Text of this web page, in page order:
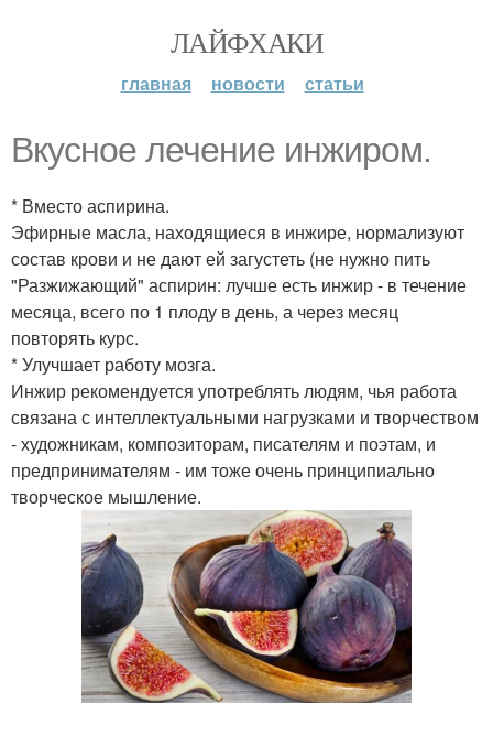
ЛАЙФХАКИ
главная новости статьи
Вкусное лечение инжиром.
* Вместо аспирина.
Эфирные масла, находящиеся в инжире, нормализуют
состав крови и не дают ей загустеть (не нужно пить
"Разжижающий" аспирин: лучше есть инжир - в течение
месяца, всего по 1 плоду в день, а через месяц
повторять курс.
* Улучшает работу мозга.
Инжир рекомендуется употреблять людям, чья работа
связана с интеллектуальными нагрузками и творчеством
- художникам, композиторам, писателям и поэтам, и
предпринимателям - им тоже очень принципиально
творческое мышление.